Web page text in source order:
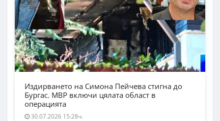
Издирването на Симона Пейчева стигна до
Бургас. МВР включи цялата област в
операцията
30.07.2026 15:28ч.